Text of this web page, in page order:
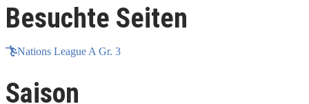
Besuchte Seiten
Nations League A Gr. 3
Saison